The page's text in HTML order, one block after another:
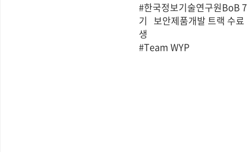
#한국정보기술연구원BoB 7
기   보안제품개발 트랙 수료
생
#Team WYP